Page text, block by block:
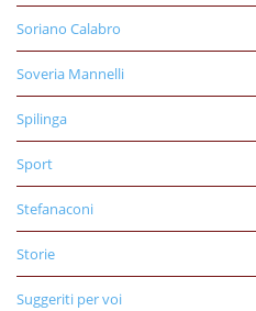
Soriano Calabro
Soveria Mannelli
Spilinga
Sport
Stefanaconi
Storie
Suggeriti per voi